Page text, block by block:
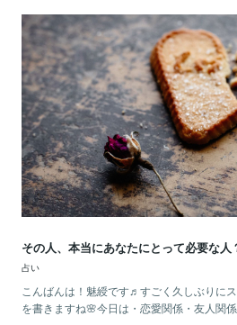
その人、本当にあなたにとって必要な人
占い
こんばんは！魅綬です♬すごく久しぶりに
を書きますね🌸今日は・恋愛関係・友人関